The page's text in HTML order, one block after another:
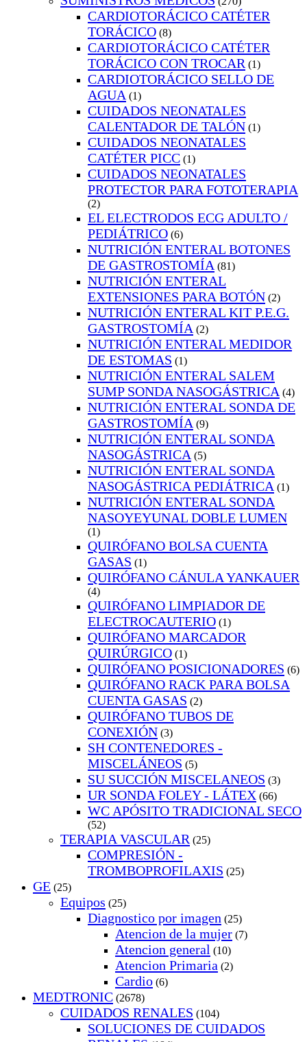
CARDIOTORÁCICO CATÉTER
TORÁCICO (8)
CARDIOTORÁCICO CATÉTER
TORÁCICO CON TROCAR (1)
CARDIOTORÁCICO SELLO DE
AGUA (1)
CUIDADOS NEONATALES
CALENTADOR DE TALÓN (1)
CUIDADOS NEONATALES
CATÉTER PICC (1)
CUIDADOS NEONATALES
PROTECTOR PARA FOTOTERAPIA
(2)
EL ELECTRODOS ECG ADULTO /
PEDIÁTRICO (6)
NUTRICIÓN ENTERAL BOTONES
DE GASTROSTOMÍA (81)
NUTRICIÓN ENTERAL
EXTENSIONES PARA BOTÓN (2)
NUTRICIÓN ENTERAL KIT P.E.G.
GASTROSTOMÍA (2)
NUTRICIÓN ENTERAL MEDIDOR
DE ESTOMAS (1)
NUTRICIÓN ENTERAL SALEM
SUMP SONDA NASOGÁSTRICA (4)
NUTRICIÓN ENTERAL SONDA DE
GASTROSTOMÍA (9)
NUTRICIÓN ENTERAL SONDA
NASOGÁSTRICA (5)
NUTRICIÓN ENTERAL SONDA
NASOGÁSTRICA PEDIÁTRICA (1)
NUTRICIÓN ENTERAL SONDA
NASOYEYUNAL DOBLE LUMEN
(1)
QUIRÓFANO BOLSA CUENTA
GASAS (1)
QUIRÓFANO CÁNULA YANKAUER
(4)
QUIRÓFANO LIMPIADOR DE
ELECTROCAUTERIO (1)
QUIRÓFANO MARCADOR
QUIRÚRGICO (1)
QUIRÓFANO POSICIONADORES (6)
QUIRÓFANO RACK PARA BOLSA
CUENTA GASAS (2)
QUIRÓFANO TUBOS DE
CONEXIÓN (3)
SH CONTENEDORES -
MISCELÁNEOS (5)
SU SUCCIÓN MISCELANEOS (3)
UR SONDA FOLEY - LÁTEX (66)
WC APÓSITO TRADICIONAL SECO
(52)
TERAPIA VASCULAR (25)
COMPRESIÓN -
TROMBOPROFILAXIS (25)
GE (25)
Equipos (25)
Diagnostico por imagen (25)
Atencion de la mujer (7)
Atencion general (10)
Atencion Primaria (2)
Cardio (6)
MEDTRONIC (2678)
CUIDADOS RENALES (104)
SOLUCIONES DE CUIDADOS